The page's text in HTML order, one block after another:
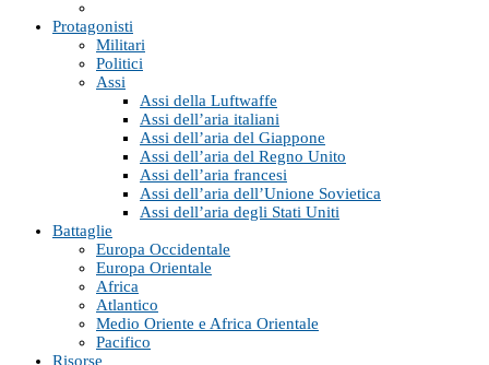
Protagonisti
Militari
Politici
Assi
Assi della Luftwaffe
Assi dell’aria italiani
Assi dell’aria del Giappone
Assi dell’aria del Regno Unito
Assi dell’aria francesi
Assi dell’aria dell’Unione Sovietica
Assi dell’aria degli Stati Uniti
Battaglie
Europa Occidentale
Europa Orientale
Africa
Atlantico
Medio Oriente e Africa Orientale
Pacifico
Risorse